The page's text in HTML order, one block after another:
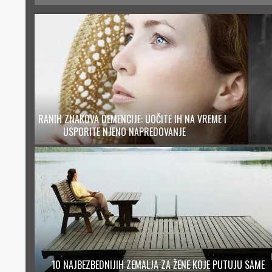
JEDNOSTAVAN RECEPT ZA NAJBOLJI ORGAZAM
10 NAJBEZBEDNIJIH ZEMALJA ZA ŽENE KOJE PUTUJU SAME